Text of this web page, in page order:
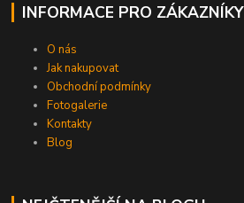
INFORMACE PRO ZÁKAZNÍKY
O nás
Jak nakupovat
Obchodní podmínky
Fotogalerie
Kontakty
Blog